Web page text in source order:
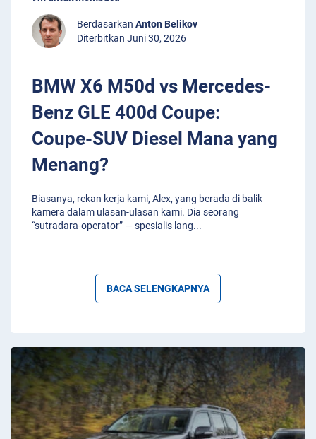
Berdasarkan Anton Belikov
Diterbitkan Juni 30, 2026
BMW X6 M50d vs Mercedes-
Benz GLE 400d Coupe:
Coupe-SUV Diesel Mana yang
Menang?
Biasanya, rekan kerja kami, Alex, yang berada di balik
kamera dalam ulasan-ulasan kami. Dia seorang
“sutradara-operator” — spesialis lang...
BACA SELENGKAPNYA